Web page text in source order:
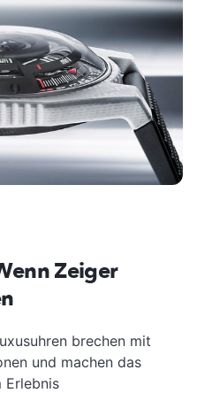
Zeiger
brechen mit
und machen das
Erlebnis